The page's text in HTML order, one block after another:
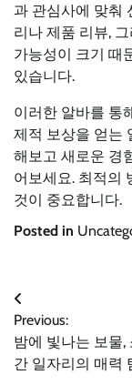
과 관심사에 맞춰
리나 제품 리뷰,
가능성이 크기 때
있습니다.
이러한 알바를 통
제적 보상을 얻는
해보고 새로운 경
어보세요. 최적의
것이 중요합니다.
Posted in
글
탐
Previous:
밤에 빛나는 보물,
간 일자리의 매력